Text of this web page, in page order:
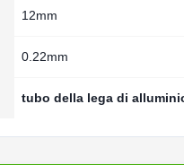
12mm
0.22mm
tubo della lega di